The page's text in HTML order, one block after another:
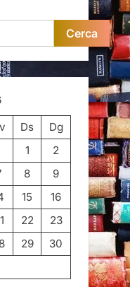
Cerca
Ds
Dg
1
2
8
9
15
16
22
23
29
30